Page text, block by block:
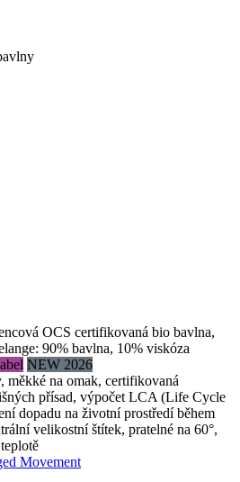
OCS certifikovaná bio bavlna,
90% bavlna, 10% viskóza
NEW 2026
měkké na omak, certifikovaná
přísad, výpočet LCA (Life Cycle
dopadu na životní prostředí během
velikostní štítek, pratelné na 60°,
Movement